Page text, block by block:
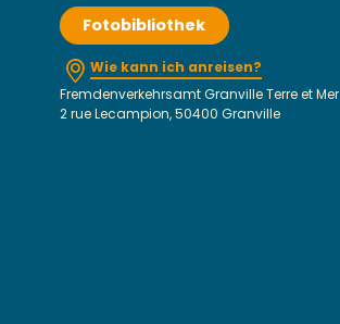
Fotobibliothek
Wie kann ich anreisen?
Fremdenverkehrsamt Granville Terre et Mer
2 rue Lecampion, 50400 Granville